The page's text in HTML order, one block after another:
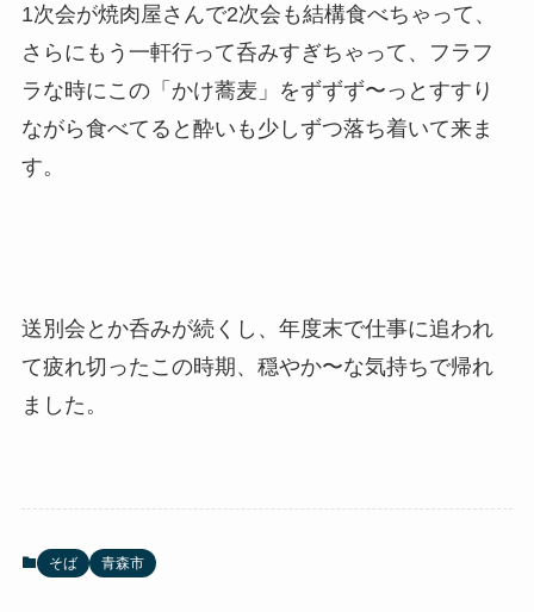
1次会が焼肉屋さんで2次会も結構食べちゃって、
さらにもう一軒行って呑みすぎちゃって、フラフ
ラな時にこの「かけ蕎麦」をずずず〜っとすすり
ながら食べてると酔いも少しずつ落ち着いて来ま
す。
送別会とか呑みが続くし、年度末で仕事に追われ
て疲れ切ったこの時期、穏やか〜な気持ちで帰れ
ました。
そば 青森市